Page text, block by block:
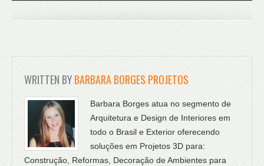
WRITTEN BYBARBARA BORGES PROJETOS
Barbara Borges atua no segmento de
Arquitetura e Design de Interiores em
todo o Brasil e Exterior oferecendo
soluções em Projetos 3D para:
Construção, Reformas, Decoração de Ambientes para